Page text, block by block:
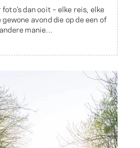
dan ooit – elke reis, elke
avond die op de een of
andere manie...